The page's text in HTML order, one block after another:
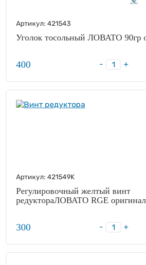
Артикул: 421543
Уголок тосольный ЛОВАТО 90гр
400 - +
Артикул: 421549K
Регулировочный желтый винт
редуктораЛОВАТО RGE оригинал
300 - +